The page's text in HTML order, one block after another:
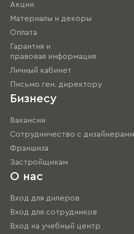
Акции
Материалы и декоры
Оплата
Гарантия и
правовая информация
Личный кабинет
Письмо ген. директору
Бизнесу
Вакансии
Сотрудничество с дизайнерами
Франшиза
Застройщикам
О нас
Вход для дилеров
Вход для сотрудников
Вход на учебный центр